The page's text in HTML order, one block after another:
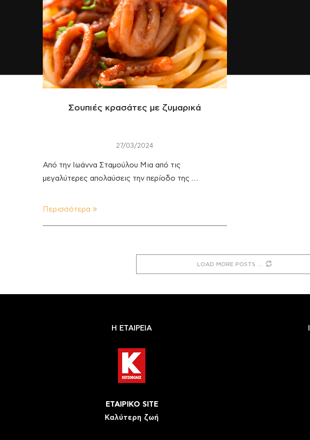
Σουπιές κρασάτες με ζυμαρικά
27/03/2024
Από την Ιωάννα Σταμούλου Μια από τις
μεγαλύτερες απολαύσεις την περίοδο της …
Περισσότερα
LOAD MORE POSTS
Η ΕΤΑΙΡΕΙΑ
ΕΤΑΙΡΙΚΟ SITE
Καλύτερη ζωή